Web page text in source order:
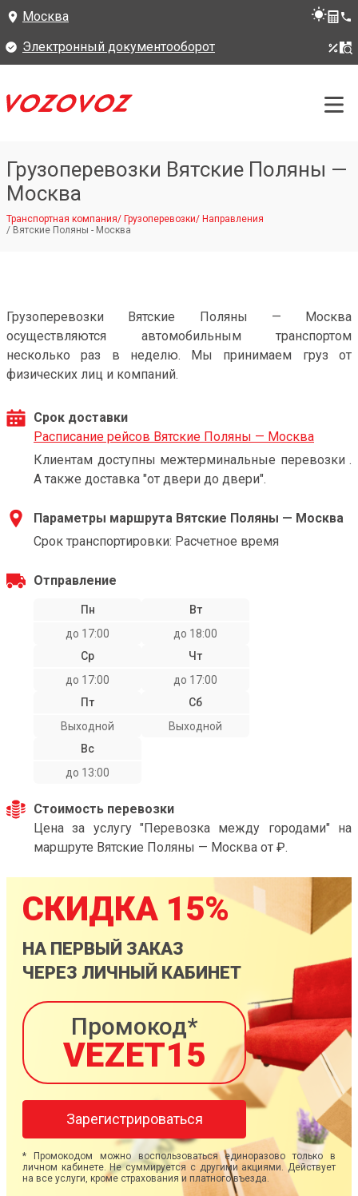
Москва
Электронный документооборот
Грузоперевозки Вятские Поляны —
Москва
Транспортная компания/ Грузоперевозки/ Направления
/ Вятские Поляны - Москва
Грузоперевозки Вятские Поляны — Москва
осуществляются автомобильным транспортом
несколько раз в неделю. Мы принимаем груз от
физических лиц и компаний.
Срок доставки
Расписание рейсов Вятские Поляны — Москва
Клиентам доступны межтерминальные перевозки .
А также доставка "от двери до двери".
Параметры маршрута Вятские Поляны — Москва
Срок транспортировки: Расчетное время
Отправление
Пн
до 17:00
Вт
до 18:00
Ср
до 17:00
Чт
до 17:00
Пт
Выходной
Сб
Выходной
Вс
до 13:00
Стоимость перевозки
Цена за услугу "Перевозка между городами" на
маршруте Вятские Поляны — Москва от ₽.
СКИДКА 15%
НА ПЕРВЫЙ ЗАКАЗ
ЧЕРЕЗ ЛИЧНЫЙ КАБИНЕТ
Промокод*
VEZET15
Зарегистрироваться
* Промокодом можно воспользоваться единоразово только в
личном кабинете. Не суммируется с другими акциями. Действует
на все услуги, кроме страхования и платного въезда.